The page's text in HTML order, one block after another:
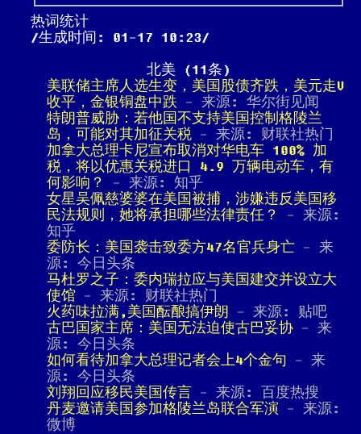
热词统计
生成时间: 01-17 10:23
北美 (11条)
美联储主席人选生变，美国股债齐跌，美元走V
收平，金银铜盘中跌 - 来源: 华尔街见闻
特朗普威胁：若他国不支持美国控制格陵兰
岛，可能对其加征关税 - 来源: 财联社热门
加拿大总理卡尼宣布取消对华电车 100% 加
税，将以优惠关税进口 4.9 万辆电动车，有
何影响？
- 来源: 知乎
女星吴佩慈婆婆在美国被捕，涉嫌违反美国移
民法规则，她将承担哪些法律责任？
- 来源:
知乎
委防长：美国袭击致委方47名官兵身亡 - 来
源: 今日头条
马杜罗之子：委内瑞拉应与美国建交并设立大
使馆 - 来源: 财联社热门
火药味拉满,美国酝酿搞伊朗
- 来源: 贴吧
古巴国家主席：美国无法迫使古巴妥协 - 来
源: 今日头条
如何看待加拿大总理记者会上4个金句 - 来
源: 今日头条
刘翔回应移民美国传言 - 来源: 百度热搜
丹麦邀请美国参加格陵兰岛联合军演 - 来源:
微博